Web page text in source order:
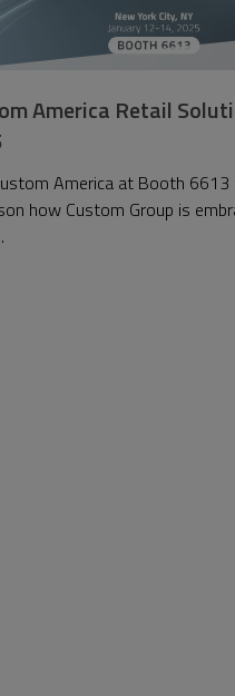
America Retail
America at Booth 6613
how Custom Group is